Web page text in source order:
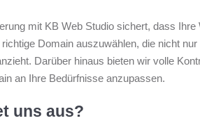
mit KB Web Studio sichert, dass
Domain auszuwählen, die nicht
Darüber hinaus bieten wir volle
an Ihre Bedürfnisse anzupassen.
uns aus?